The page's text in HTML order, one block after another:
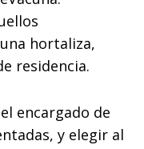
hortaliza,
residencia.
encargado de
y elegir al